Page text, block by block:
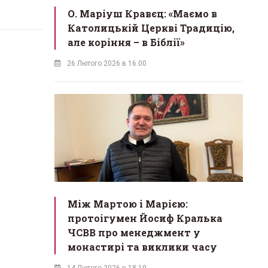
О. Маріуш Кравєц: «Маємо в
Католицькій Церкві Традицію,
але коріння – в Біблії»
26 Лютого 2026 в 16:00
Між Мартою і Марією:
протоігумен Йосиф Кралька
ЧСВВ про менеджмент у
монастирі та виклики часу